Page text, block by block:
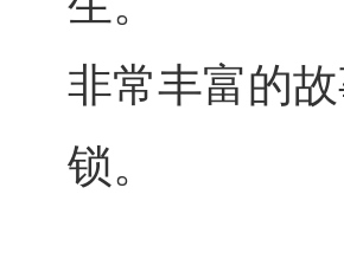
非常丰富的
锁。